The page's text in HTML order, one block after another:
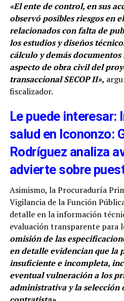
«El ente de control, en sus
observó posibles riesgos en
relacionados con falta de
los estudios y diseños
cálculo y demás
aspecto de obra civil del
transaccional SECOP II»,
fiscalizador.
Le puede
salud en Icononzo:
Rodríguez analiza
advierte sobre
Asimismo, la Procuraduría
Vigilancia de la Función
detalle en la información
evaluación transparente para
omisión de las
en detalle evidencian que la
insuficiente e incompleta,
eventual vulneración a los
administrativa y la